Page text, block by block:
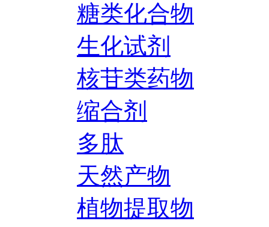
糖类化合物
生化试剂
核苷类药物
缩合剂
多肽
天然产物
植物提取物